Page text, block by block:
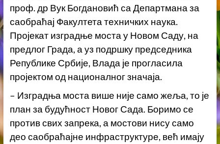
проф. др Вук Богдановић са Департмана за
саобраћај Факултета техничких наука.
Пројекат изградње моста у Новом Саду, на
предлог Града, а уз подршку председника
Републике Србије, Влада је прогласила
пројектом од националног значаја.
– Изградња моста више није само жеља, то је
план за будућност Новог Сада. Боримо се
против свих запрека, а мостови нису само
део саобраћајне инфраструктуре, већ имају